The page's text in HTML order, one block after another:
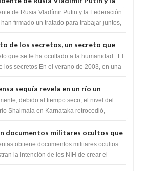
Galactica han firmado un
acabar con los Sionistas?
de Rusia Vladímir Putin y la Federación
firmado un tratado para trabajar juntos,
de los secretos, un secreto que
por completo el destino de la
que se le ha ocultado a la humanidad El
los secretos En el verano de 2003, en una
sequía revela en un río un
hallazgo de miles de Shiva
debido al tiempo seco, el nivel del
Shalmala en Karnataka retrocedió,
documentos militares ocultos que
la intención de los NIH de crear el
2, utilizando la investigación de
obtiene documentos militares ocultos
la intención de los NIH de crear el